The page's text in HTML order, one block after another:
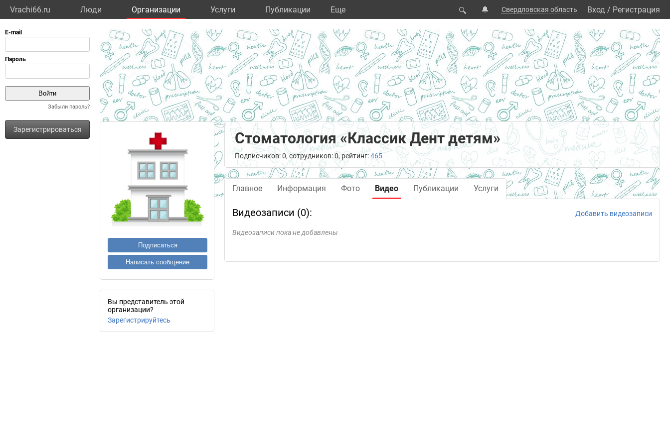
Vrachi66.ru Люди Организации Услуги Публикации Eще 🔍 🔔 Свердловская область Вход / Регистрация
Забыли пароль?
Зарегистрироваться
Подписаться
Написать сообщение
Вы представитель этой
организации?
Зарегистрируйтесь
Стоматология «Классик Дент детям»
Подписчиков: 0, сотрудников: 0, рейтинг:465
Главное Информация Фото Видео Публикации Услуги
Видеозаписи (0): Добавить видеозаписи
Видеозаписи пока не добавлены